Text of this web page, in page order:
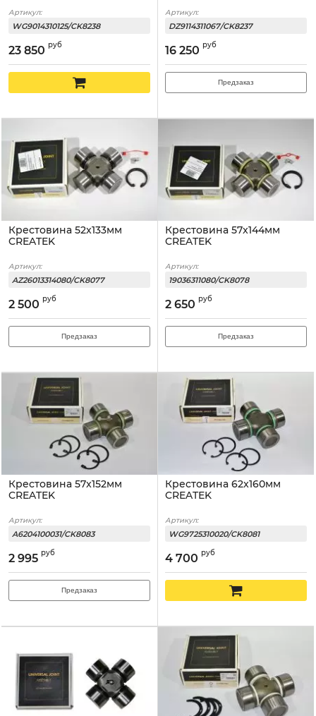
Артикул:
WG9014310125/CK8238
23 850 руб
Артикул:
DZ9114311067/CK8237
16 250 руб
Предзаказ
Крестовина 52x133мм
CREATEK
Артикул:
AZ26013314080/CK8077
2 500 руб
Предзаказ
Крестовина 57x144мм
CREATEK
Артикул:
19036311080/CK8078
2 650 руб
Предзаказ
Крестовина 57x152мм
CREATEK
Артикул:
A6204100031/CK8083
2 995 руб
Предзаказ
Крестовина 62x160мм
CREATEK
Артикул:
WG9725310020/CK8081
4 700 руб